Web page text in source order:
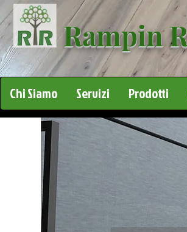
Rampin
Chi Siamo Servizi Prodotti